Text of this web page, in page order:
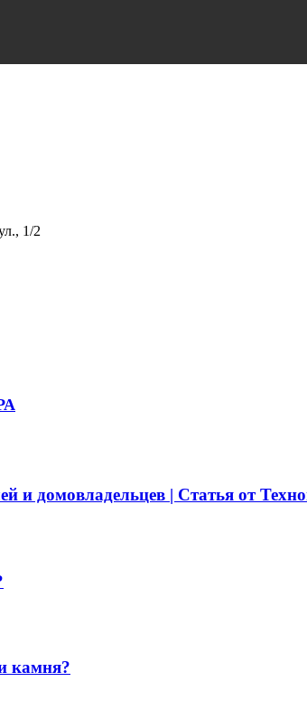
1/2
и домовладельцев | Статья от
камня?